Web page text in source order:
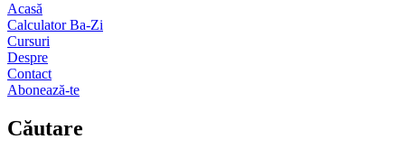
Acasă
Calculator Ba-Zi
Cursuri
Despre
Contact
Abonează-te
Căutare